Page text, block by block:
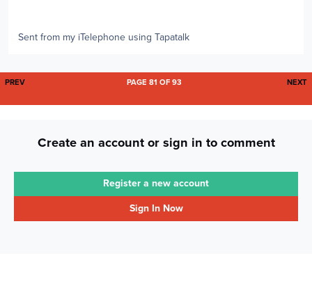
Sent from my iTelephone using Tapatalk
FIRST PAGE
PREV NEXT
PAGE 81 OF 93
Create an account or sign in to comment
Register a new account
Sign In Now